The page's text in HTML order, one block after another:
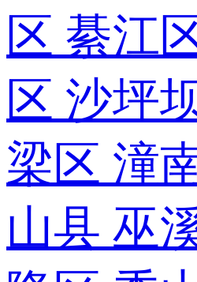
区 綦江
区 沙坪
梁区 潼
山县 巫